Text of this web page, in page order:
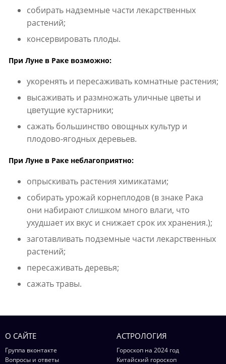
собирать надземные части лекарственных
растений;
консервировать плоды.
При Луне в Раке возможно:
укоренять и пересаживать комнатные растения;
высаживать и размножать уличные цветы и
цветущие кустарники;
сажать большинство овощных культур и
плодово-ягодных деревьев.
При Луне в Раке неблагоприятно:
опрыскивать растения химикатами;
собирать урожай корнеплодов (в знаке Рака
они набирают слишком много влаги, что
ухудшает их вкус и снижает срок их хранения.);
заготавливать подземные части лекарственных
растений;
пересаживать деревья;
сажать травы.
О САЙТЕ
Группа вконтакте
Вопросы и ответы
АСТРОЛОГИЯ
Гороскоп на 2024 год
Китайский гороскоп